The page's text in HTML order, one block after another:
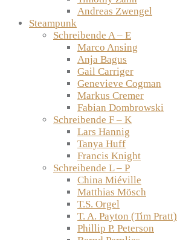
Andreas Zwengel
Steampunk
Schreibende A – E
Marco Ansing
Anja Bagus
Gail Carriger
Genevieve Cogman
Markus Cremer
Fabian Dombrowski
Schreibende F – K
Lars Hannig
Tanya Huff
Francis Knight
Schreibende L – P
China Miéville
Matthias Mösch
T.S. Orgel
T. A. Payton (Tim Pratt)
Phillip P. Peterson